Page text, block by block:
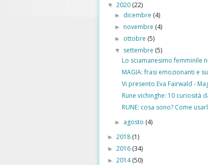
▼ 2020 (22)
► dicembre (4)
► novembre (4)
► ottobre (5)
▼ settembre (5)
Lo sciamanesimo femminile
MAGIA: frasi emozionanti e
Vi presento Eva Fairwald -
Rune vichinghe: 10 curiosità
RUNE: cosa sono? Come
► agosto (4)
► 2018 (1)
► 2016 (34)
► 2014(50)